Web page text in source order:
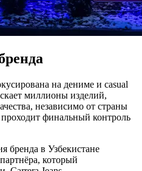
на дениме и casual
миллионы изделий,
независимо от страны
финальный контроль
бренда в Узбекистане
который